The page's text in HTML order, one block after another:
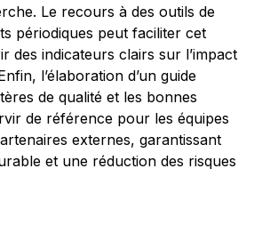
Le recours à des outils de
périodiques peut faciliter cet
des indicateurs clairs sur l’impact
l’élaboration d’un guide
de qualité et les bonnes
de référence pour les équipes
externes, garantissant
et une réduction des risques